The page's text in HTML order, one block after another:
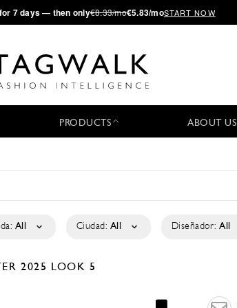
7 days — then only€8.33/mo€5.83/moSTART NOW
PRODUCTS ABOUT US
All Ciudad: All Diseñador: All
2025 LOOK 5